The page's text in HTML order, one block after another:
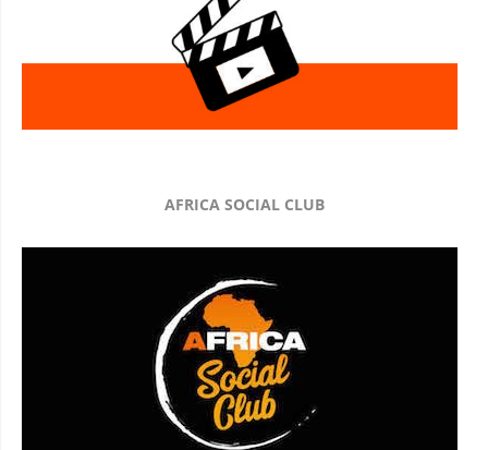
AFRICA SOCIAL CLUB